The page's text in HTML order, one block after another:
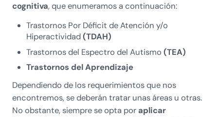
cognitiva, que enumeramos a continuación:
Trastornos Por Déficit de Atención y/o
Hiperactividad(TDAH)
Trastornos del Espectro del Autismo(TEA)
Trastornos del Aprendizaje
Dependiendo de los requerimientos que nos
encontremos, se deberán tratar unas áreas u otras.
No obstante, siempre se opta por aplicar